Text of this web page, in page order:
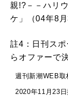
親!?－－ハリ
ケ」（04年8月
註4：日刊ス
らオファーで
週刊新潮WEB取
2020年11月23